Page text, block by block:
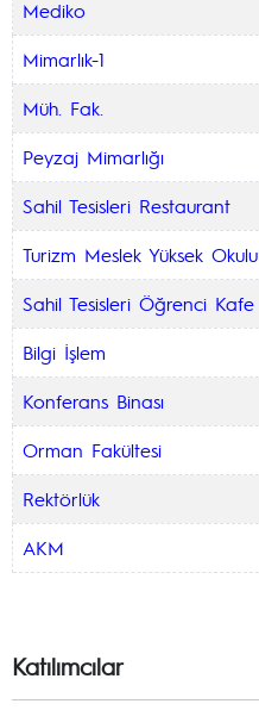
Mediko
Mimarlık-1
Müh. Fak.
Peyzaj Mimarlığı
Sahil Tesisleri Restaurant
Turizm Meslek Yüksek Okulu
Sahil Tesisleri Öğrenci Kafe
Bilgi İşlem
Konferans Binası
Orman Fakültesi
Rektörlük
AKM
Katılımcılar